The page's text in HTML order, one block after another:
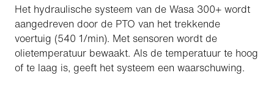
Het hydraulische systeem van de Wasa 300+ wordt
aangedreven door de PTO van het trekkende
voertuig (540 1/min). Met sensoren wordt de
olietemperatuur bewaakt. Als de temperatuur te hoog
of te laag is, geeft het systeem een waarschuwing.